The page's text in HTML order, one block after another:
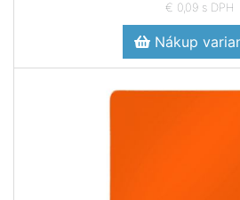
€ 0,09 s DPH
Nákup